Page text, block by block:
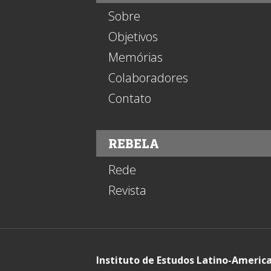
Sobre
Objetivos
Memórias
Colaboradores
Contato
REBELA
Rede
Revista
Instituto de Estudos Latino-